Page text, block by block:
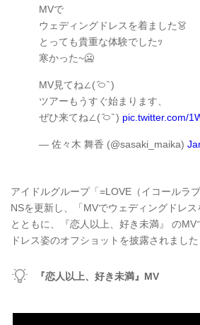
MVで
ウェディングドレスを着ました👗
とっても貴重な体験でしたｯ
寒かった~🥶
MV見てね∠( ᷇࿀ ᷆ )
ツアーもうすぐ始まります、
ぜひ来てね∠( ᷇࿀ ᷆ ) pic.twitter.com/
— 佐々木 舞香 (@sasaki_maika)
アイドルグループ「=LOVE（イコールラ
NSを更新し、「MVでウェディングドレ
とともに、『恋人以上、好き未満』 ​の
ドレス姿のオフショットを披露されました
『恋人以上、好き未満』MV